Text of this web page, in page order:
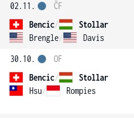
02.11.
Bencic/
Stollar
Brengle/ Davis
ČF
30.10.
Bencic/
Stollar
Hsu/ Rompies
OF